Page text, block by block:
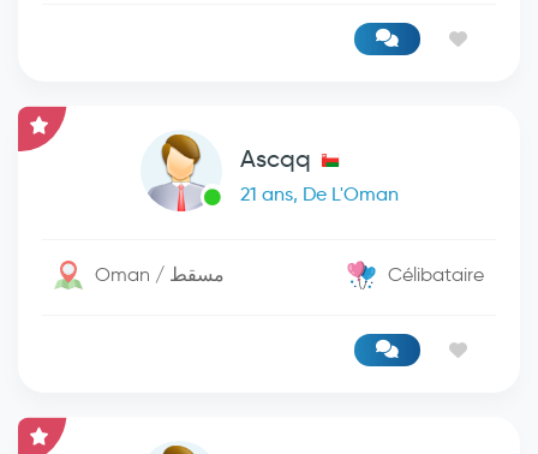
Ascqq
21 ans, De L'Oman
Oman / مسقط Célibataire